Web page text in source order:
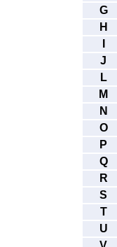
G
H
J
L
M
N
O
P
Q
R
S
T
U